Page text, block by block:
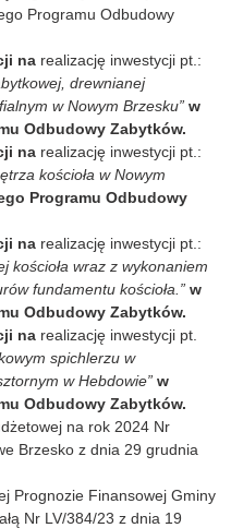
Programu Odbudowy
na realizację inwestycji pt.:
drewnianej
w Nowym Brzesku” w
Odbudowy Zabytków.
na realizację inwestycji pt.:
kościoła w Nowym
Programu Odbudowy
na realizację inwestycji pt.:
kościoła wraz z wykonaniem
fundamentu kościoła.” w
Odbudowy Zabytków.
na realizację inwestycji pt.
spichlerzu w
w Hebdowie” w
Odbudowy Zabytków.
na rok 2024 Nr
Brzesko z dnia 29 grudnia
Prognozie Finansowej Gminy
Nr LV/384/23 z dnia 19